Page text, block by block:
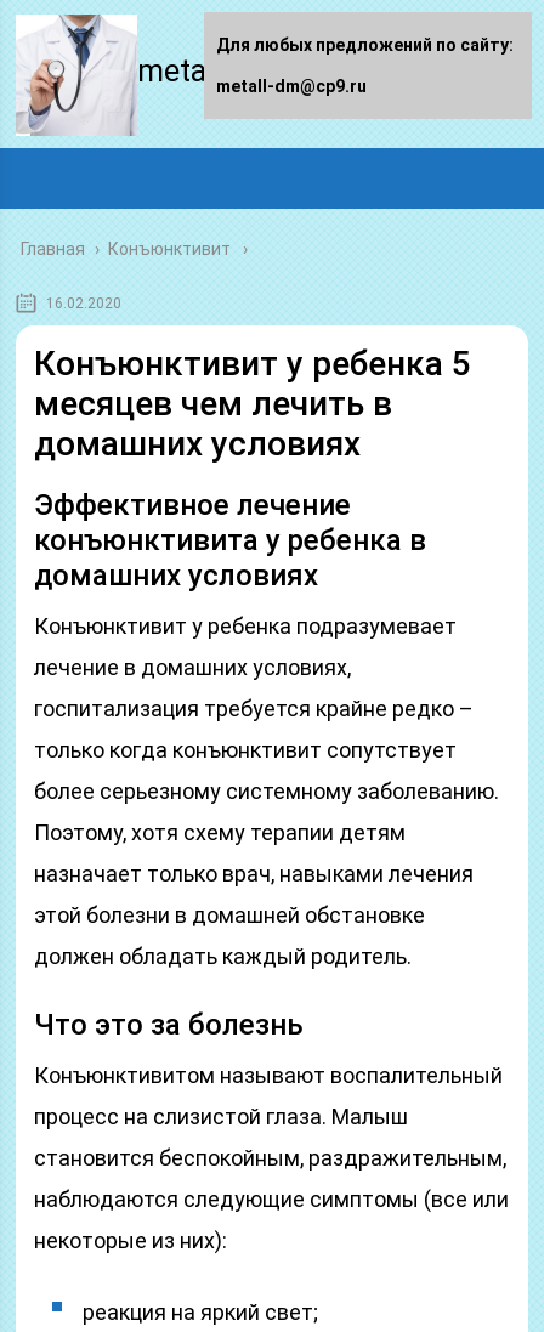
metall-dm.ru
Главная › Конъюнктивит
16.02.2020
Конъюнктивит у ребенка 5
месяцев чем лечить в
домашних условиях
Эффективное лечение
конъюнктивита у ребенка в
домашних условиях
Конъюнктивит у ребенка подразумевает
лечение в домашних условиях,
госпитализация требуется крайне редко –
только когда конъюнктивит сопутствует
более серьезному системному заболеванию.
Поэтому, хотя схему терапии детям
назначает только врач, навыками лечения
этой болезни в домашней обстановке
должен обладать каждый родитель.
Что это за болезнь
Конъюнктивитом называют воспалительный
процесс на слизистой глаза. Малыш
становится беспокойным, раздражительным,
наблюдаются следующие симптомы (все или
некоторые из них):
реакция на яркий свет;
Для любых предложений по сайту:
metall-dm@cp9.ru